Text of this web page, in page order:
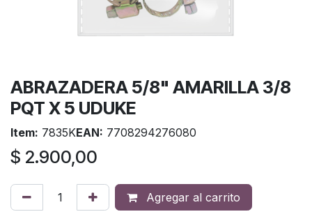
ABRAZADERA 5/8" AMARILLA 3/8
PQT X 5 UDUKE
Item: 7835KEAN: 7708294276080
$ 2.900,00
Agregar al carrito